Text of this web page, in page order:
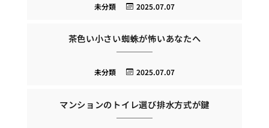
2025.07.07
未分類
茶色い小さい蜘蛛が怖いあなたへ
2025.07.07
未分類
マンションのトイレ選び排水方式が鍵